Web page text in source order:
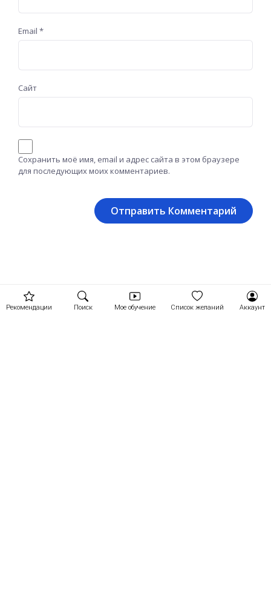
Email *
Сайт
Сохранить моё имя, email и адрес сайта в этом браузере
для последующих моих комментариев.
Рекомендации Поиск Мое обучение Список желаний Аккаунт